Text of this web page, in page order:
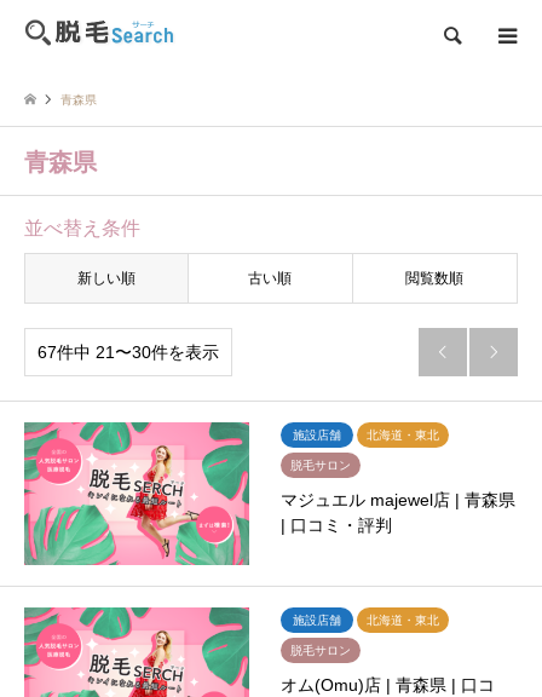
検索
青森県
青森県
並べ替え条件
新しい順 古い順 閲覧数順
67件中 21〜30件を表示  
施設店舗 北海道・東北
脱毛サロン
マジュエル majewel店 | 青森県
| 口コミ・評判
施設店舗 北海道・東北
脱毛サロン
オム(Omu)店 | 青森県 | 口コ